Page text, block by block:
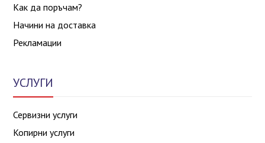
Как да поръчам?
Начини на доставка
Рекламации
УСЛУГИ
Сервизни услуги
Копирни услуги